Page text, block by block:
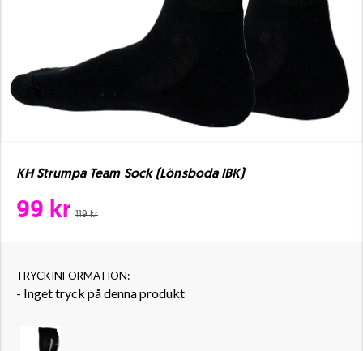
KH Strumpa Team Sock (Lönsboda IBK)
99 kr 119 kr
TRYCKINFORMATION:
- Inget tryck på denna produkt